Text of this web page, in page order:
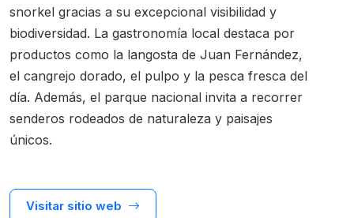
snorkel gracias a su excepcional visibilidad y
biodiversidad. La gastronomía local destaca por
productos como la langosta de Juan Fernández,
el cangrejo dorado, el pulpo y la pesca fresca del
día. Además, el parque nacional invita a recorrer
senderos rodeados de naturaleza y paisajes
únicos.
Visitar sitio web